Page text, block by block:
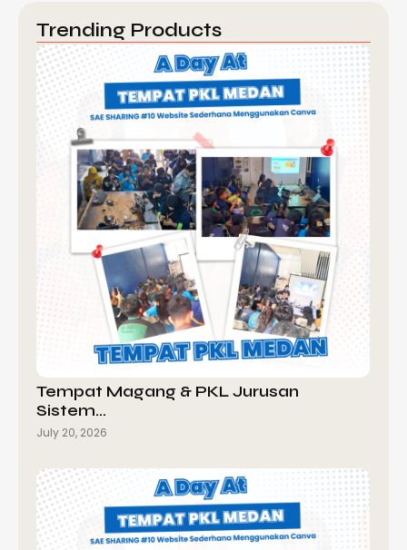
Trending Products
Tempat Magang & PKL Jurusan
Sistem…
July 20, 2026